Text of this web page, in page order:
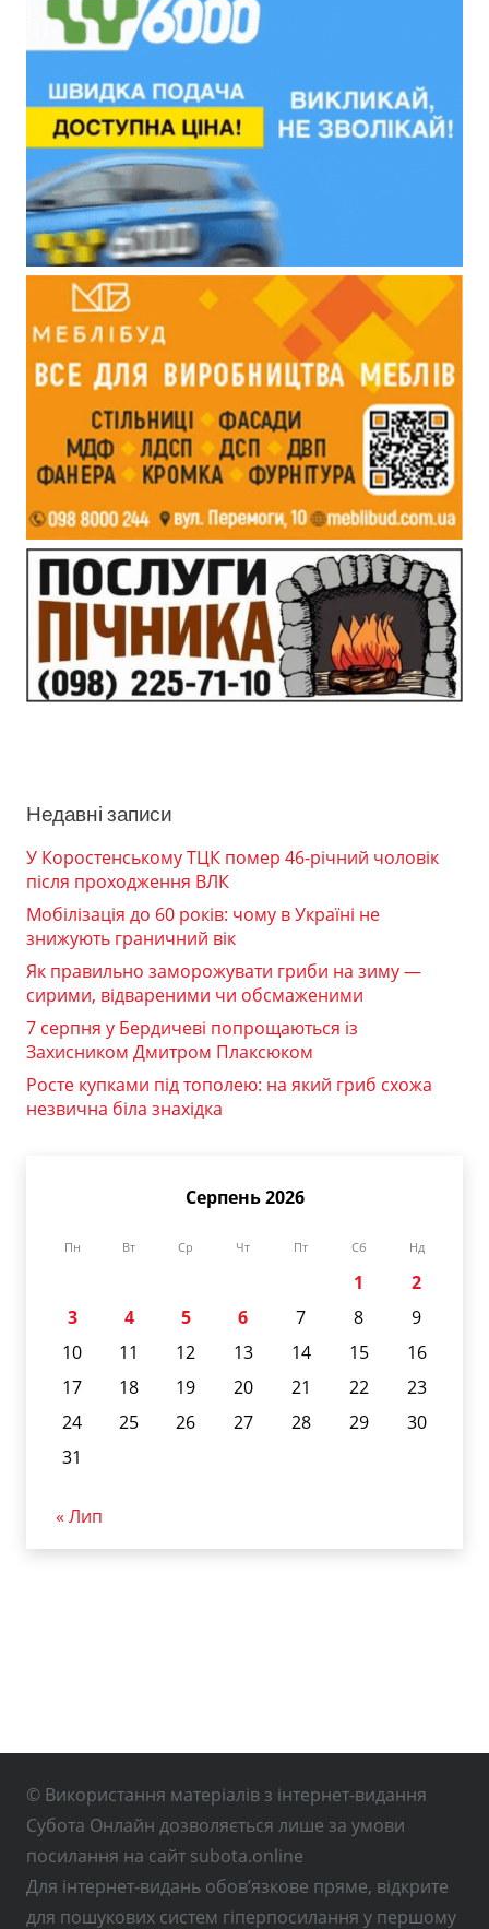
Недавні записи
У Коростенському ТЦК помер 46-річний чоловік
після проходження ВЛК
Мобілізація до 60 років: чому в Україні не
знижують граничний вік
Як правильно заморожувати гриби на зиму —
сирими, відвареними чи обсмаженими
7 серпня у Бердичеві попрощаються із
Захисником Дмитром Плаксюком
Росте купками під тополею: на який гриб схожа
незвична біла знахідка
Серпень 2026
Пн Вт Ср Чт Пт Сб Нд
1
2
3
4 5 6 7 8
9
10
11 12 13 14 15
16
17
18 19 20 21 22
23
24
25 26 27 28 29
30
31
« Лип
© Використання матеріалів з інтернет-видання
Субота Онлайн дозволяється лише за умови
посилання на сайт subota.online
Для інтернет-видань обов’язкове пряме, відкрите
для пошукових систем гіперпосилання у першому